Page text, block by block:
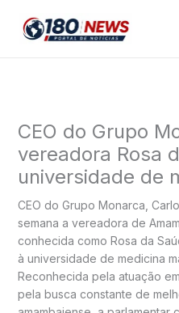
para
CEO do Grupo
vereadora Rosa
universidade de
CEO do Grupo Monarca,
semana a vereadora de
conhecida como Rosa da
à universidade de medicina
Reconhecida pela atuação
pela busca constante de